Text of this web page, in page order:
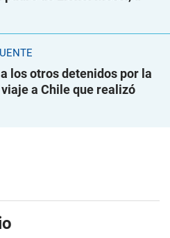
los otros detenidos por la
a Chile que realizó